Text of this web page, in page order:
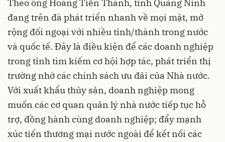
Theo ông Hoàng Tiến Thành, tỉnh Quảng Ninh
đang trên đà phát triển nhanh về mọi mặt, mở
rộng đối ngoại với nhiều tỉnh/thành trong nước
và quốc tế. Đây là điều kiện để các doanh nghiệp
trong tỉnh tìm kiếm cơ hội hợp tác, phát triển thị
trường nhờ các chính sách ưu đãi của Nhà nước.
Với xuất khẩu thủy sản, doanh nghiệp mong
muốn các cơ quan quản lý nhà nước tiếp tục hỗ
trợ, đồng hành cùng doanh nghiệp; đẩy mạnh
xúc tiến thương mại nước ngoài để kết nối các